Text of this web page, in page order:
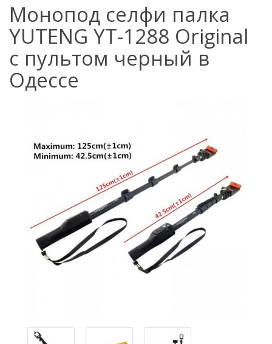
Монопод селфи палка
YUTENG YT-1288 Original
с пультом черный в
Одессе